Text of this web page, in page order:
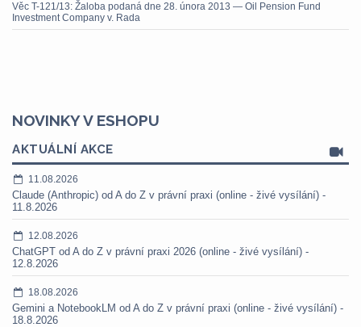
Věc T-121/13: Žaloba podaná dne 28. února 2013 — Oil Pension Fund
Investment Company v. Rada
NOVINKY V ESHOPU
AKTUÁLNÍ AKCE
11.08.2026
Claude (Anthropic) od A do Z v právní praxi (online - živé vysílání) -
11.8.2026
12.08.2026
ChatGPT od A do Z v právní praxi 2026 (online - živé vysílání) -
12.8.2026
18.08.2026
Gemini a NotebookLM od A do Z v právní praxi (online - živé vysílání) -
18.8.2026